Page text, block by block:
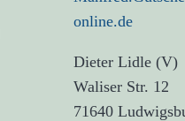
online.de
Dieter Lidle (V)
Waliser Str. 12
71640